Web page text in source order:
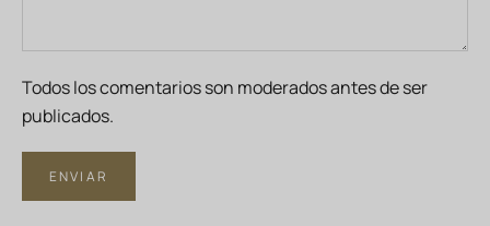
Todos los comentarios son moderados antes de ser
publicados.
ENVIAR